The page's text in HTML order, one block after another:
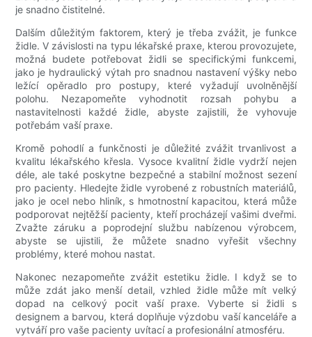
je snadno čistitelné.
Dalším důležitým faktorem, který je třeba zvážit, je funkce
židle. V závislosti na typu lékařské praxe, kterou provozujete,
možná budete potřebovat židli se specifickými funkcemi,
jako je hydraulický výtah pro snadnou nastavení výšky nebo
ležící opěradlo pro postupy, které vyžadují uvolněnější
polohu. Nezapomeňte vyhodnotit rozsah pohybu a
nastavitelnosti každé židle, abyste zajistili, že vyhovuje
potřebám vaší praxe.
Kromě pohodlí a funkčnosti je důležité zvážit trvanlivost a
kvalitu lékařského křesla. Vysoce kvalitní židle vydrží nejen
déle, ale také poskytne bezpečné a stabilní možnost sezení
pro pacienty. Hledejte židle vyrobené z robustních materiálů,
jako je ocel nebo hliník, s hmotnostní kapacitou, která může
podporovat nejtěžší pacienty, kteří procházejí vašimi dveřmi.
Zvažte záruku a poprodejní službu nabízenou výrobcem,
abyste se ujistili, že můžete snadno vyřešit všechny
problémy, které mohou nastat.
Nakonec nezapomeňte zvážit estetiku židle. I když se to
může zdát jako menší detail, vzhled židle může mít velký
dopad na celkový pocit vaší praxe. Vyberte si židli s
designem a barvou, která doplňuje výzdobu vaší kanceláře a
vytváří pro vaše pacienty uvítací a profesionální atmosféru.